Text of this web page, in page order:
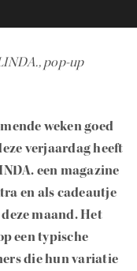
pop-up
weken goed
verjaardag heeft
een magazine
en als cadeautje
maand. Het
een typische
die hun variatie